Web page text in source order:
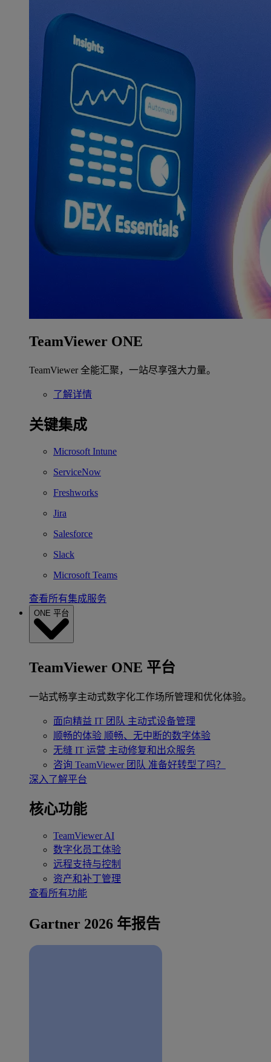
TeamViewer ONE
TeamViewer 全能汇聚，一站尽享强大力量。
了解详情
关键集成
Microsoft Intune
ServiceNow
Freshworks
Jira
Salesforce
Slack
Microsoft Teams
查看所有集成服务
ONE 平台
TeamViewer ONE 平台
一站式畅享主动式数字化工作场所管理和优化体验。
面向精益 IT 团队 主动式设备管理
顺畅的体验 顺畅、无中断的数字体验
无缝 IT 运营 主动修复和出众服务
咨询 TeamViewer 团队 准备好转型了吗？
深入了解平台
核心功能
TeamViewer AI
数字化员工体验
远程支持与控制
资产和补丁管理
查看所有功能
Gartner 2026 年报告